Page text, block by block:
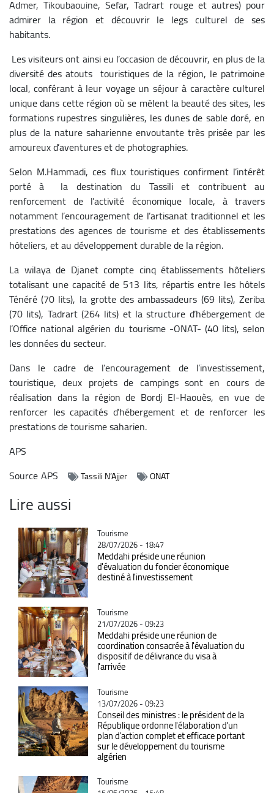
Admer, Tikoubaouine, Sefar, Tadrart rouge et autres) pour
admirer la région et découvrir le legs culturel de ses
habitants.
Les visiteurs ont ainsi eu l’occasion de découvrir, en plus de la
diversité des atouts touristiques de la région, le patrimoine
local, conférant à leur voyage un séjour à caractère culturel
unique dans cette région où se mêlent la beauté des sites, les
formations rupestres singulières, les dunes de sable doré, en
plus de la nature saharienne envoutante très prisée par les
amoureux d’aventures et de photographies.
Selon M.Hammadi, ces flux touristiques confirment l’intérêt
porté à la destination du Tassili et contribuent au
renforcement de l’activité économique locale, à travers
notamment l’encouragement de l’artisanat traditionnel et les
prestations des agences de tourisme et des établissements
hôteliers, et au développement durable de la région.
La wilaya de Djanet compte cinq établissements hôteliers
totalisant une capacité de 513 lits, répartis entre les hôtels
Ténéré (70 lits), la grotte des ambassadeurs (69 lits), Zeriba
(70 lits), Tadrart (264 lits) et la structure d’hébergement de
l’Office national algérien du tourisme -ONAT- (40 lits), selon
les données du secteur.
Dans le cadre de l’encouragement de l’investissement,
touristique, deux projets de campings sont en cours de
réalisation dans la région de Bordj El-Haouès, en vue de
renforcer les capacités d’hébergement et de renforcer les
prestations de tourisme saharien.
APS
SourceAPS Tassili N’Ajjer ONAT
Lire aussi
Catégorie
Tourisme
28/07/2026 - 18:47
Meddahi préside une réunion
d'évaluation du foncier économique
destiné à l'investissement
Catégorie
Tourisme
21/07/2026 - 09:23
Meddahi préside une réunion de
coordination consacrée à l'évaluation du
dispositif de délivrance du visa à
l'arrivée
Catégorie
Tourisme
13/07/2026 - 09:23
Conseil des ministres : le président de la
République ordonne l'élaboration d'un
plan d'action complet et efficace portant
sur le développement du tourisme
algérien
Catégorie
Tourisme